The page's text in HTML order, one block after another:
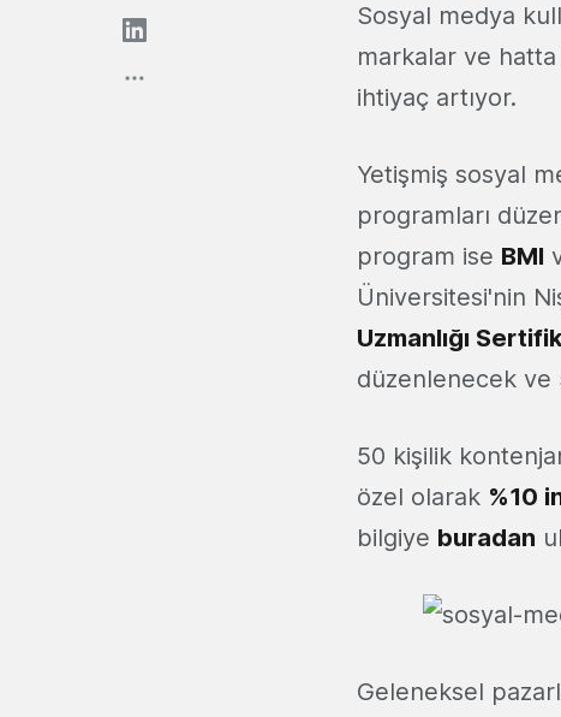
Sosyal medya
markalar ve
ihtiyaç artıyor.
Yetişmiş sosyal
programları
program ise BMI
Üniversitesi'nin
Uzmanlığı
düzenlenecek
50 kişilik
özel olarak %10
bilgiye buradan
Geleneksel